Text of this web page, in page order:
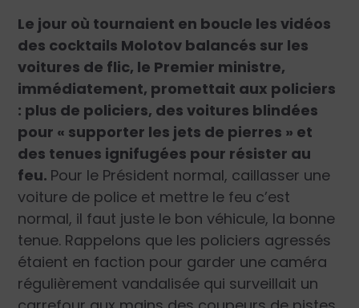
Le jour où tournaient en boucle les vidéos
des cocktails Molotov balancés sur les
voitures de flic, le Premier ministre,
immédiatement, promettait aux policiers
: plus de policiers, des voitures blindées
pour « supporter les jets de pierres » et
des tenues ignifugées pour résister au
feu. Pour le Président normal, caillasser une
voiture de police et mettre le feu c’est
normal, il faut juste le bon véhicule, la bonne
tenue. Rappelons que les policiers agressés
étaient en faction pour garder une caméra
régulièrement vandalisée qui surveillait un